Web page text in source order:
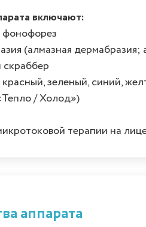
включают:
фонофорез
(алмазная дермабразия;
скраббер
зеленый, синий,
/ Холод»)
терапии на
аппарата